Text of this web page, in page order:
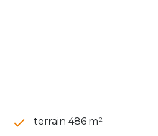
terrain 486 m²